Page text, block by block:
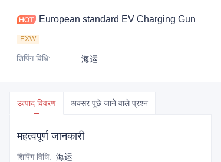
European standard EV Charging Gun
EXW
शिपिंग विधि: 海运
उत्पाद विवरण अक्सर पूछे जाने वाले प्रश्न
महत्वपूर्ण जानकारी
शिपिंग विधि: 海运